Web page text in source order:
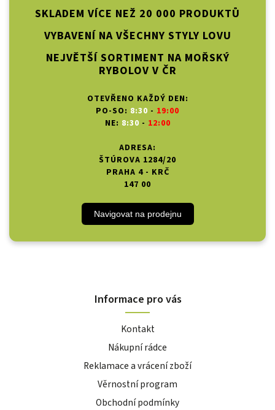
SKLADEM VÍCE NEŽ 20 000 PRODUKTŮ
VYBAVENÍ NA VŠECHNY STYLY LOVU
NEJVĚTŠÍ SORTIMENT NA MOŘSKÝ
RYBOLOV V ČR
OTEVŘENO KAŽDÝ DEN:
PO-SO: 8:30 - 19:00
NE: 8:30 - 12:00
ADRESA:
ŠTÚROVA 1284/20
PRAHA 4 - KRČ
147 00
Navigovat na prodejnu
Informace pro vás
Kontakt
Nákupní rádce
Reklamace a vrácení zboží
Věrnostní program
Obchodní podmínky